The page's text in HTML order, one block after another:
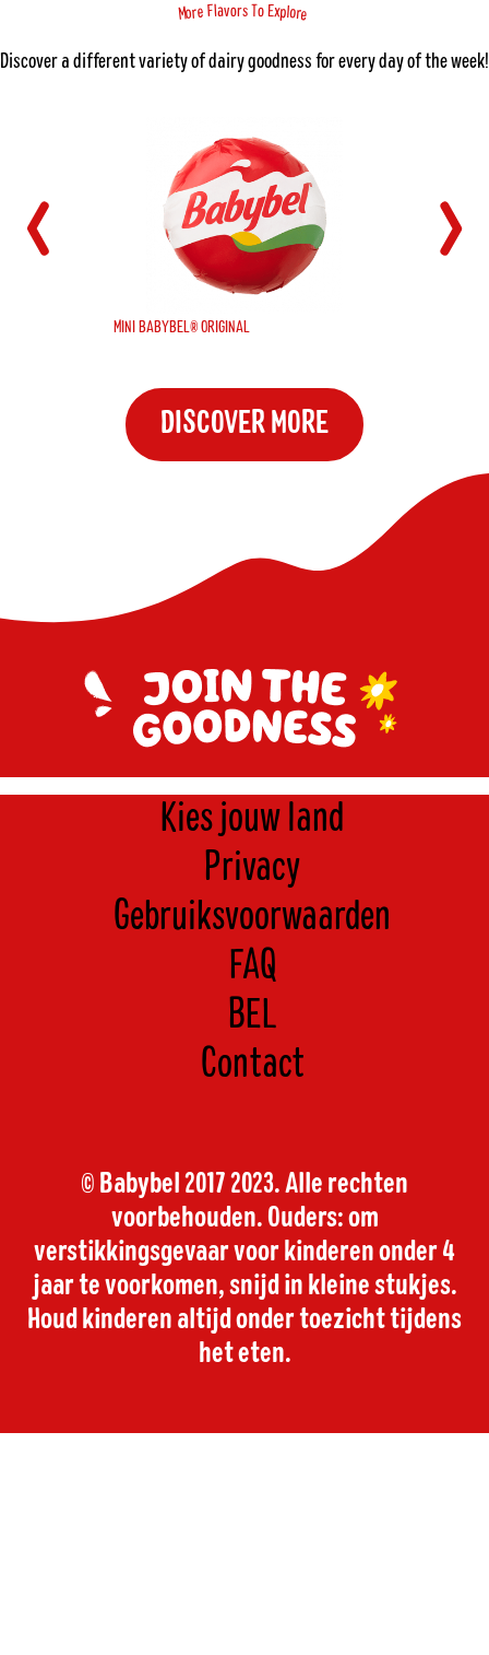
More FlavorsToExplore
Discover a different variety of dairy goodness for every day of the week!
MINI BABYBEL® ORIGINAL
DISCOVER MORE
Kies jouw land
Privacy
Gebruiksvoorwaarden
FAQ
BEL
Contact
© Babybel 2017 2023. Alle rechten
voorbehouden. Ouders: om
verstikkingsgevaar voor kinderen onder 4
jaar te voorkomen, snijd in kleine stukjes.
Houd kinderen altijd onder toezicht tijdens
het eten.